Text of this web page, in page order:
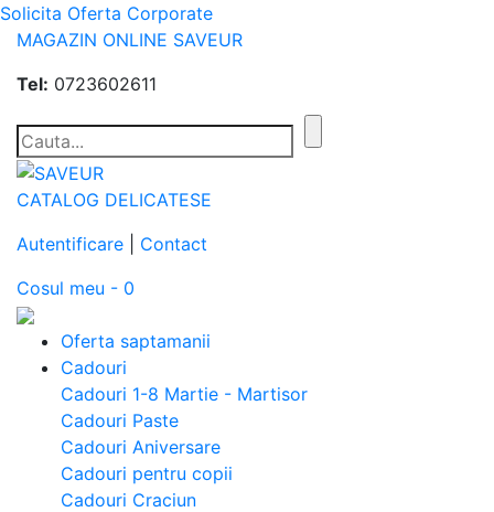
Solicita Oferta Corporate
MAGAZIN ONLINE SAVEUR
Tel: 0723602611
CATALOG DELICATESE
Autentificare
Contact
Cosul meu - 0
Oferta saptamanii
Cadouri
Cadouri 1-8 Martie - Martisor
Cadouri Paste
Cadouri Aniversare
Cadouri pentru copii
Cadouri Craciun